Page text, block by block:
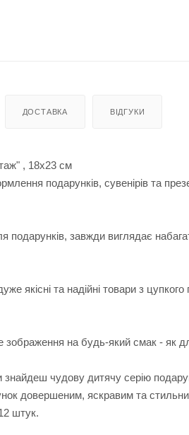
ДОСТАВКА ВІДГУКИ
, 18х23 см
подарунків, сувенірів та
завжди виглядає
якісні та надійні товари з
на будь-який смак - як
знайдеш чудову дитячу серію
довершеним, яскравим та
штук.